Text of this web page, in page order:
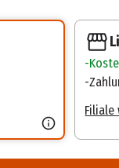
Filiale